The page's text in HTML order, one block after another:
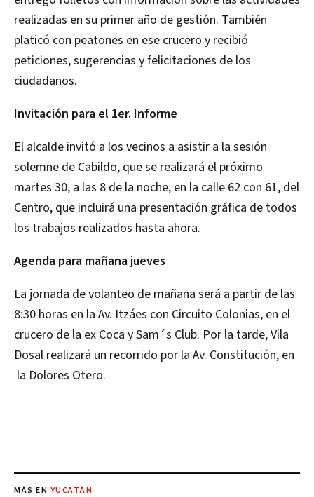
realizadas en su primer año de gestión. También
platicó con peatones en ese crucero y recibió
peticiones, sugerencias y felicitaciones de los
ciudadanos.
Invitación para el 1er. Informe
El alcalde invitó a los vecinos a asistir a la sesión
solemne de Cabildo, que se realizará el próximo
martes 30, a las 8 de la noche, en la calle 62 con 61, del
Centro, que incluirá una presentación gráfica de todos
los trabajos realizados hasta ahora.
Agenda para mañana jueves
La jornada de volanteo de mañana será a partir de las
8:30 horas en la Av. Itzáes con Circuito Colonias, en el
crucero de la ex Coca y Sam´s Club. Por la tarde, Vila
Dosal realizará un recorrido por la Av. Constitución, en
la Dolores Otero.
MÁS EN YUCATÁN